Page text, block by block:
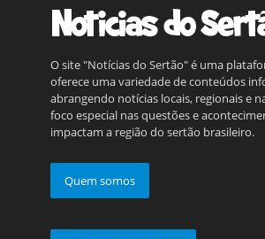
O site "Notícias do Sertão" é uma
oferece uma variedade de conteúdos
abrangendo notícias locais, regionais e
foco especial nas questões e
impactam a região do sertão brasileiro.
Quem somos